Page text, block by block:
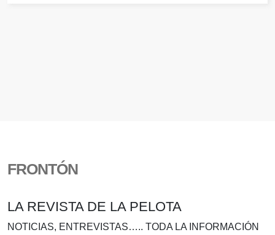
FRONTÓN
LA REVISTA DE LA PELOTA
NOTICIAS, ENTREVISTAS….. TODA LA INFORMACIÓN